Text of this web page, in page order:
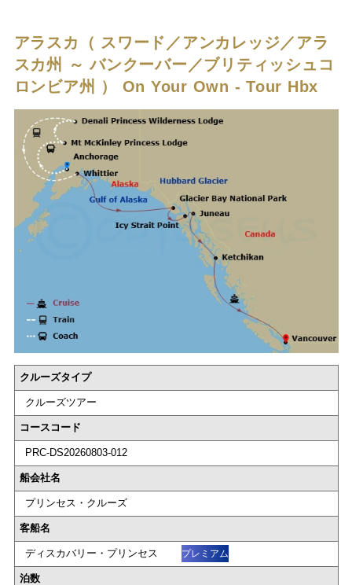
アラスカ（ スワード／アンカレッジ／アラ
スカ州 ～ バンクーバー／ブリティッシュコ
ロンビア州 ） On Your Own - Tour Hbx
クルーズタイプ
クルーズツアー
コースコード
PRC-DS20260803-012
船会社名
プリンセス・クルーズ
客船名
ディスカバリー・プリンセス プレミアム
泊数